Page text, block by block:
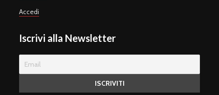
Accedi
Iscrivi alla Newsletter